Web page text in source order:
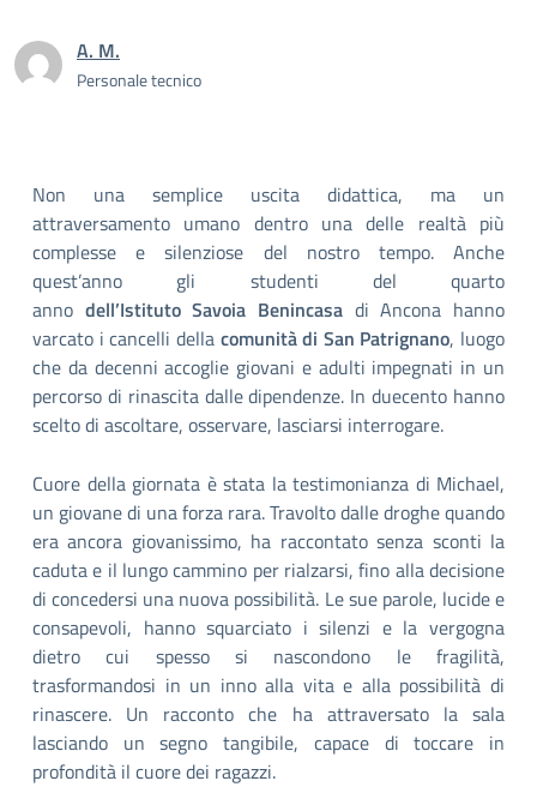
A. M.
Personale tecnico
Non una semplice uscita didattica, ma un
attraversamento umano dentro una delle realtà più
complesse e silenziose del nostro tempo. Anche
quest’anno gli studenti del quarto
anno dell’Istituto Savoia Benincasa di Ancona hanno
varcato i cancelli della comunità di San Patrignano, luogo
che da decenni accoglie giovani e adulti impegnati in un
percorso di rinascita dalle dipendenze. In duecento hanno
scelto di ascoltare, osservare, lasciarsi interrogare.
Cuore della giornata è stata la testimonianza di Michael,
un giovane di una forza rara. Travolto dalle droghe quando
era ancora giovanissimo, ha raccontato senza sconti la
caduta e il lungo cammino per rialzarsi, fino alla decisione
di concedersi una nuova possibilità. Le sue parole, lucide e
consapevoli, hanno squarciato i silenzi e la vergogna
dietro cui spesso si nascondono le fragilità,
trasformandosi in un inno alla vita e alla possibilità di
rinascere. Un racconto che ha attraversato la sala
lasciando un segno tangibile, capace di toccare in
profondità il cuore dei ragazzi.